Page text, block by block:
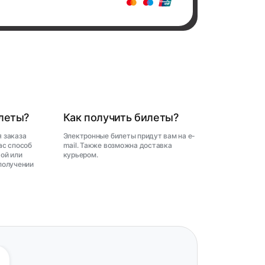
способ
или
Как получить билеты?
Электронные билеты придут вам на e-
mail. Также возможна доставка
курьером.